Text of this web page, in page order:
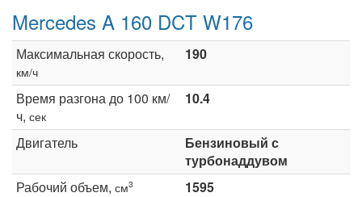
Mercedes A 160 DCT W176
Максимальная скорость,
км/ч
190
Время разгона до 100 км/
ч, сек
10.4
Двигатель
Бензиновый с
турбонаддувом
Рабочий объем, см3
1595